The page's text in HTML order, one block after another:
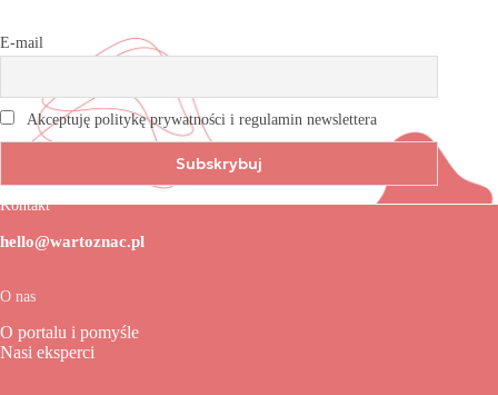
E-mail
Akceptuję politykę prywatności i regulamin newslettera
Kontakt
hello@wartoznac.pl
O nas
O portalu i pomyśle
Nasi eksperci